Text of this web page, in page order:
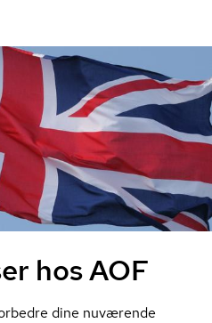
hos AOF
dine nuværende